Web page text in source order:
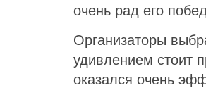
очень рад его
Организаторы
удивлением стоит
оказался очень